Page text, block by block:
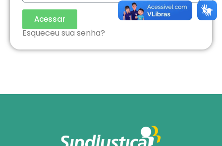
Acessar
Esqueceu sua senha?